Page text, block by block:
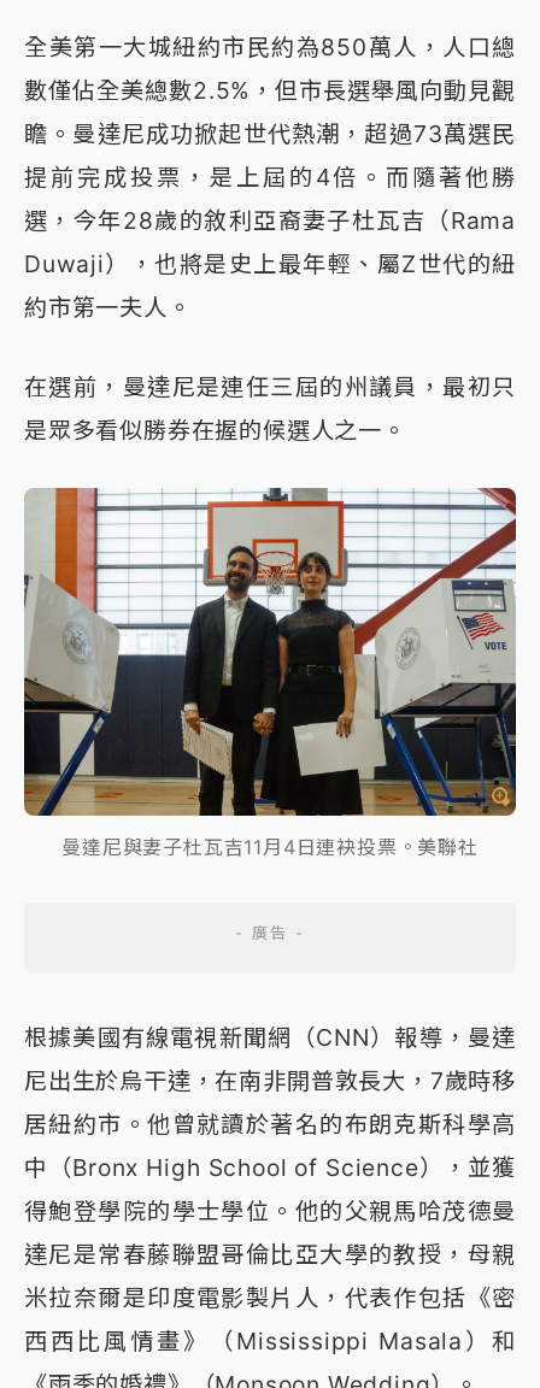
全美第一大城紐約市民約為850萬人，人口總
數僅佔全美總數2.5%，但市長選舉風向動見觀
瞻。曼達尼成功掀起世代熱潮，超過73萬選民
提前完成投票，是上屆的4倍。而隨著他勝
選，今年28歲的敘利亞裔妻子杜瓦吉（Rama
Duwaji），也將是史上最年輕、屬Z世代的紐
約市第一夫人。
在選前，曼達尼是連任三屆的州議員，最初只
是眾多看似勝券在握的候選人之一。
曼達尼與妻子杜瓦吉11月4日連袂投票。美聯社
根據美國有線電視新聞網（CNN）報導，曼達
尼出生於烏干達，在南非開普敦長大，7歲時移
居紐約市。他曾就讀於著名的布朗克斯科學高
中（Bronx High School of Science），並獲
得鮑登學院的學士學位。他的父親馬哈茂德曼
達尼是常春藤聯盟哥倫比亞大學的教授，母親
米拉奈爾是印度電影製片人，代表作包括《密
西西比風情畫》（Mississippi Masala）和